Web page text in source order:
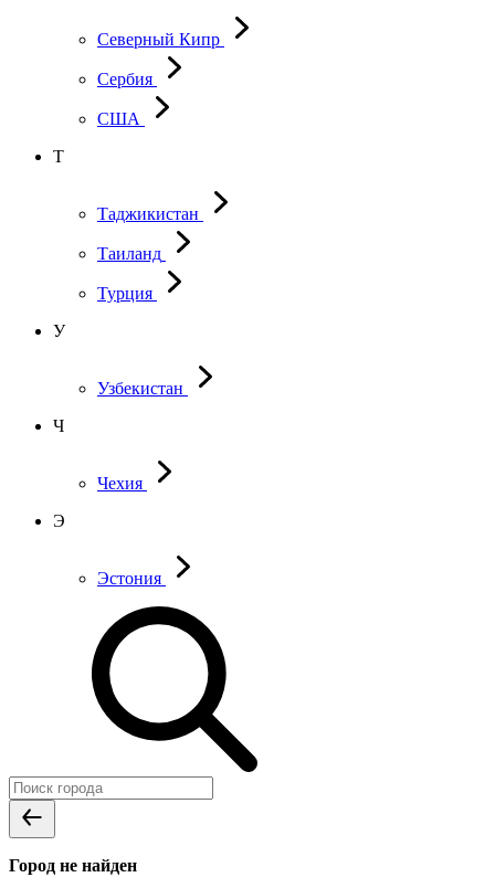
Северный Кипр
Сербия
США
Т
Таджикистан
Таиланд
Турция
У
Узбекистан
Ч
Чехия
Э
Эстония
Город не найден